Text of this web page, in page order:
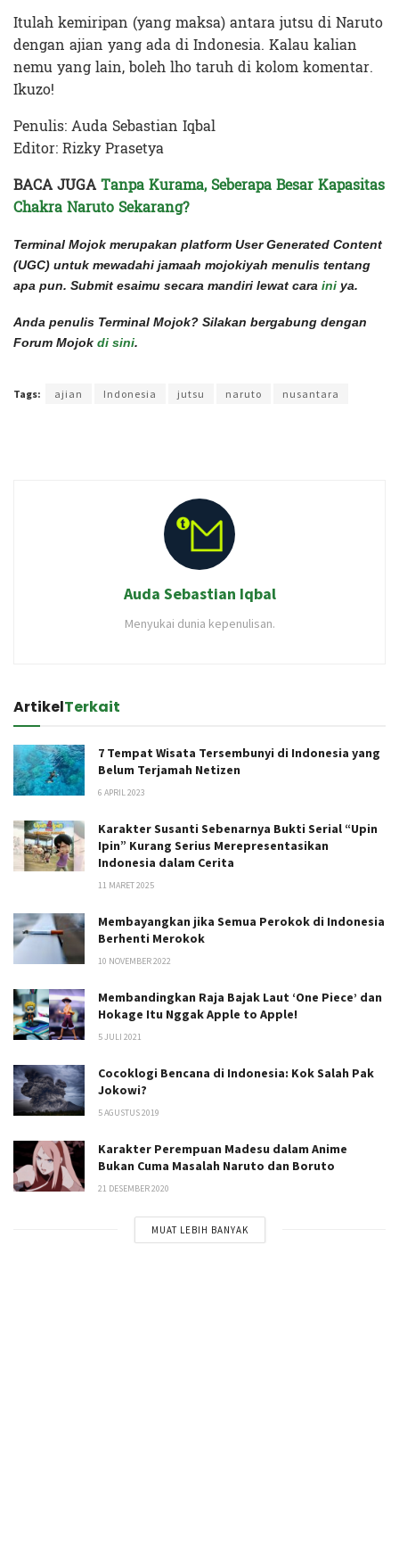
Itulah kemiripan (yang maksa) antara jutsu di Naruto
dengan ajian yang ada di Indonesia. Kalau kalian
nemu yang lain, boleh lho taruh di kolom komentar.
Ikuzo!
Penulis: Auda Sebastian Iqbal
Editor: Rizky Prasetya
BACA JUGATanpa Kurama, Seberapa Besar Kapasitas
Chakra Naruto Sekarang?
Terminal Mojok merupakan platform User Generated Content
(UGC) untuk mewadahi jamaah mojokiyah menulis tentang
apa pun. Submit esaimu secara mandiri lewat cara ini ya.
Anda penulis Terminal Mojok? Silakan bergabung dengan
Forum Mojok di sini.
Tags: ajian Indonesia jutsu naruto nusantara
Auda Sebastian Iqbal
Menyukai dunia kepenulisan.
ArtikelTerkait
7 Tempat Wisata Tersembunyi di Indonesia yang
Belum Terjamah Netizen
6 APRIL 2023
Karakter Susanti Sebenarnya Bukti Serial “Upin
Ipin” Kurang Serius Merepresentasikan
Indonesia dalam Cerita
11 MARET 2025
Membayangkan jika Semua Perokok di Indonesia
Berhenti Merokok
10 NOVEMBER 2022
Membandingkan Raja Bajak Laut ‘One Piece’ dan
Hokage Itu Nggak Apple to Apple!
5 JULI 2021
Cocoklogi Bencana di Indonesia: Kok Salah Pak
Jokowi?
5 AGUSTUS 2019
Karakter Perempuan Madesu dalam Anime
Bukan Cuma Masalah Naruto dan Boruto
21 DESEMBER 2020
MUAT LEBIH BANYAK